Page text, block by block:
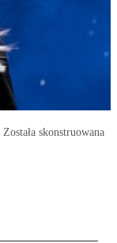
skonstruowana